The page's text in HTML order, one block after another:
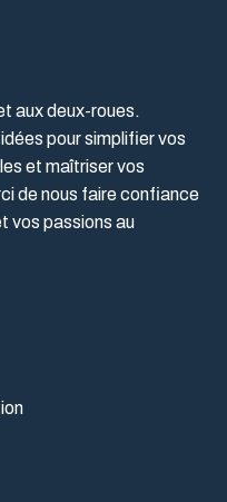
aux deux-roues.
pour simplifier vos
et maîtriser vos
de nous faire confiance
vos passions au